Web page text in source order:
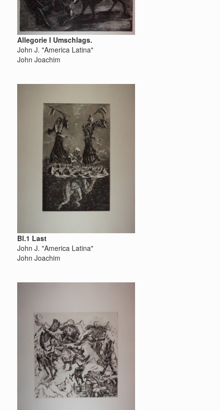
Allegorie I Umschlags.
John J. "America Latina"
John Joachim
Bl.1 Last
John J. "America Latina"
John Joachim